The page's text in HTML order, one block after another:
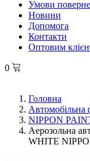
Умови
Новини
Допомога
Контакти
Оптовим
0
Головна
Автомобільна
NIPPON
Аерозольна
WHITE